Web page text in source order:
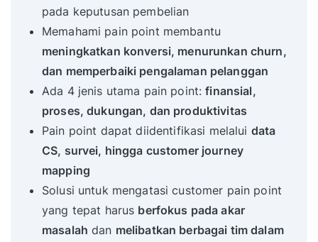
pada keputusan pembelian
Memahami pain point membantu
meningkatkan konversi, menurunkan churn,
dan memperbaiki pengalaman pelanggan
Ada 4 jenis utama pain point:finansial,
proses, dukungan, dan produktivitas
Pain point dapat diidentifikasi melalui data
CS, survei, hingga customer journey
mapping
Solusi untuk mengatasi customer pain point
yang tepat harus berfokus pada akar
masalah dan melibatkan berbagai tim dalam